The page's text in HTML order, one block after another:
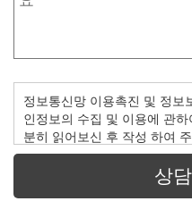
정보통신망 이용촉진 및 정보
인정보의 수집 및 이용에 관
분히 읽어보신 후 작성 하여
간주합니다.
상